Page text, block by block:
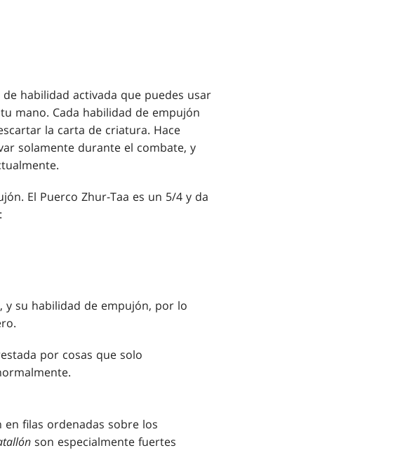
habilidad activada que puedes usar
mano. Cada habilidad de empujón
la carta de criatura. Hace
solamente durante el combate, y
El Puerco Zhur-Taa es un 5/4 y da
y su habilidad de empujón, por lo
por cosas que solo
en filas ordenadas sobre los
son especialmente fuertes